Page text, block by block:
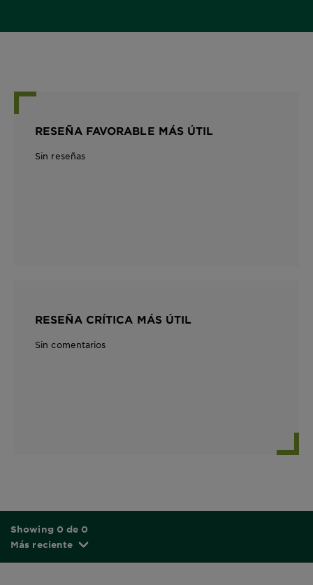
RESEÑA FAVORABLE MÁS ÚTIL
Sin reseñas
RESEÑA CRÍTICA MÁS ÚTIL
Sin comentarios
Showing 0 de 0
Más reciente